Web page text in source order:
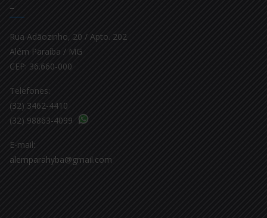
–
Rua Adãozinho, 20 / Apto. 202
Além Paraíba / MG
CEP: 36.660-000
Telefones:
(32) 3462-4410
(32) 98863-4099
E-mail:
alemparahyba@gmail.com